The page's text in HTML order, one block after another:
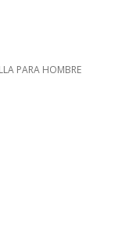
PARA HOMBRE